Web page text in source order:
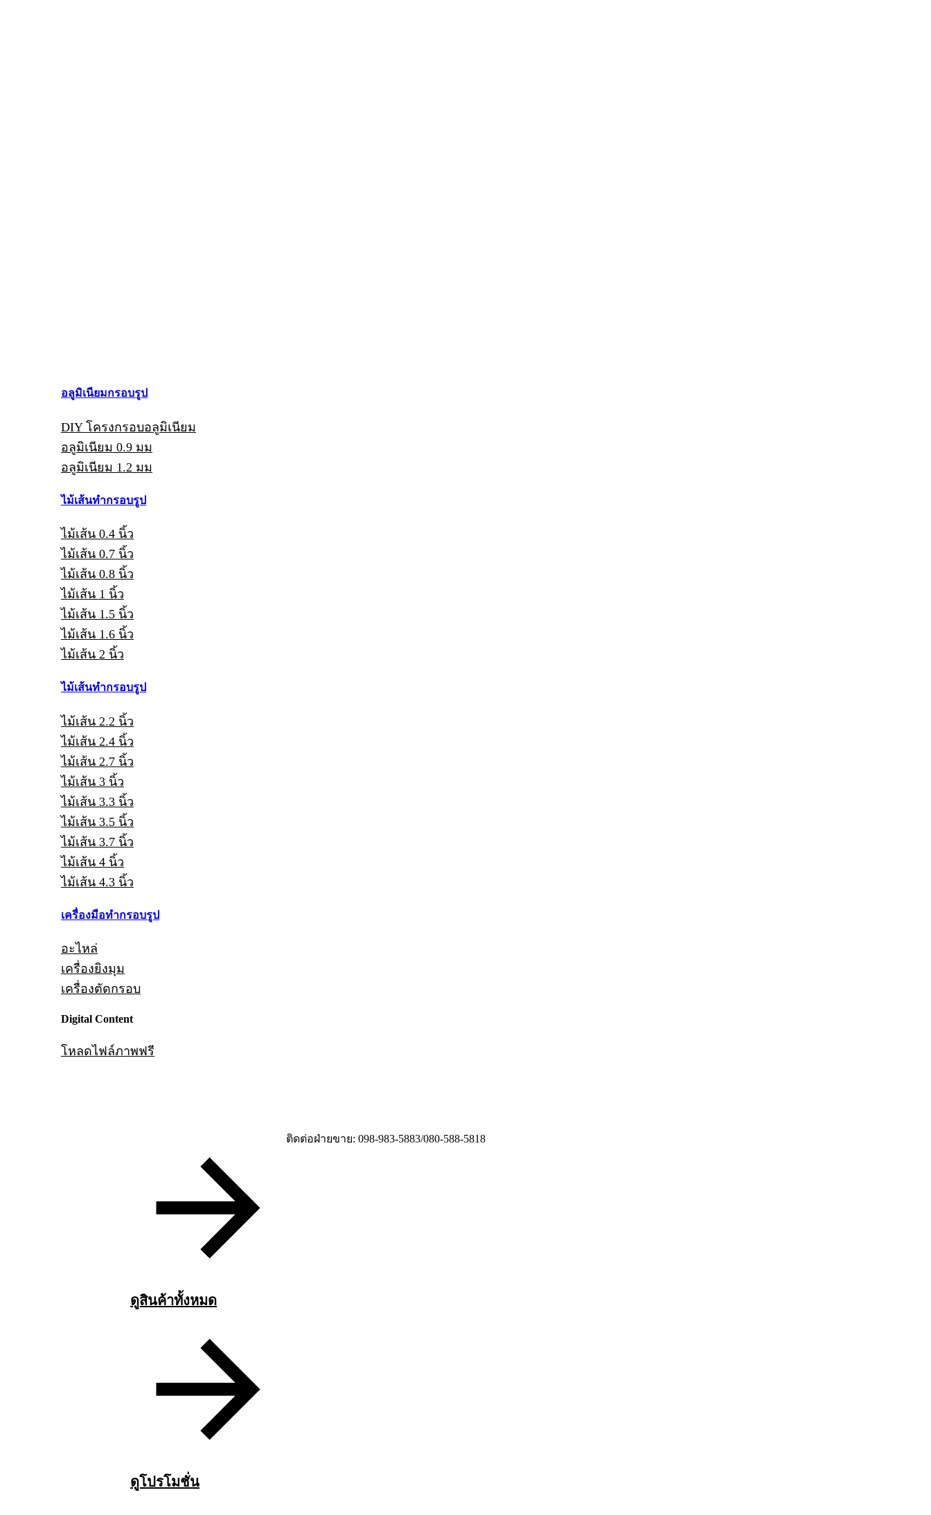
อลูมิเนียมกรอบรูป
DIY โครงกรอบอลูมิเนียม
อลูมิเนียม 0.9 มม
อลูมิเนียม 1.2 มม
ไม้เส้นทำกรอบรูป
ไม้เส้น 0.4 นิ้ว
ไม้เส้น 0.7 นิ้ว
ไม้เส้น 0.8 นิ้ว
ไม้เส้น 1 นิ้ว
ไม้เส้น 1.5 นิ้ว
ไม้เส้น 1.6 นิ้ว
ไม้เส้น 2 นิ้ว
ไม้เส้นทำกรอบรูป
ไม้เส้น 2.2 นิ้ว
ไม้เส้น 2.4 นิ้ว
ไม้เส้น 2.7 นิ้ว
ไม้เส้น 3 นิ้ว
ไม้เส้น 3.3 นิ้ว
ไม้เส้น 3.5 นิ้ว
ไม้เส้น 3.7 นิ้ว
ไม้เส้น 4 นิ้ว
ไม้เส้น 4.3 นิ้ว
เครื่องมือทำกรอบรูป
อะไหล่
เครื่องยิงมุม
เครื่องตัดกรอบ
Digital Content
โหลดไฟล์ภาพฟรี
ดูสินค้าทั้งหมด
ดูโปรโมชั่น
ติดต่อฝ่ายขาย: 098-983-5883/080-588-5818